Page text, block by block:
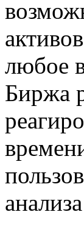
любое
Биржа